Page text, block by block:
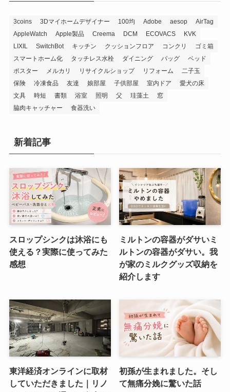
3coins 3Dマイホームデザイナー 100均 Adobe aesop
AirTag
AppleWatch
Apple製品 Creema DCM ECOVACS
KVK
LIXIL
SwitchBot キッチン クッションフロア コンクリ
ゴミ箱
スマートホーム化
タッチレス水栓 ダイニング バッグ
ベッド
ポスター
メルカリ リサイクルショップ リフォーム
二子玉
保険
冷凍食品 友達 娘部屋 子供部屋 室内ドア
愛犬の床
文具
時短 書類 浴室 照明 父 珪藻土
窓
脇肉キャッチャー
食器洗い
新着記事
スロップシンクは沐浴にも
使える？実際に使ってみた
感想
ミルトンの容器がダサいミ
ルトンの容器がダサい。我
が家のミルクグッズ収納を
紹介します
東洋経済オンラインに取材
していただきました｜リノ
初孫が生まれました。そし
て無痛分娩に驚いた話